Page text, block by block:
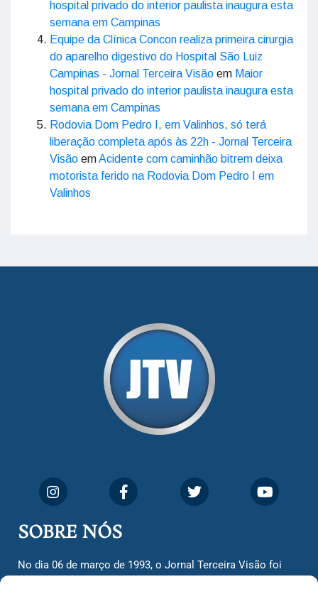
hospital privado do interior paulista inaugura esta
semana em Campinas
Equipe da Clínica Concon realiza primeira cirurgia
do aparelho digestivo do Hospital São Luiz
Campinas - Jornal Terceira Visão em Maior
hospital privado do interior paulista inaugura esta
semana em Campinas
Rodovia Dom Pedro I, em Valinhos, só terá
liberação completa após às 22h - Jornal Terceira
Visão emAcidente com caminhão bitrem deixa
motorista ferido na Rodovia Dom Pedro I em
Valinhos
SOBRE NÓS
No dia 06 de março de 1993, o Jornal Terceira Visão foi